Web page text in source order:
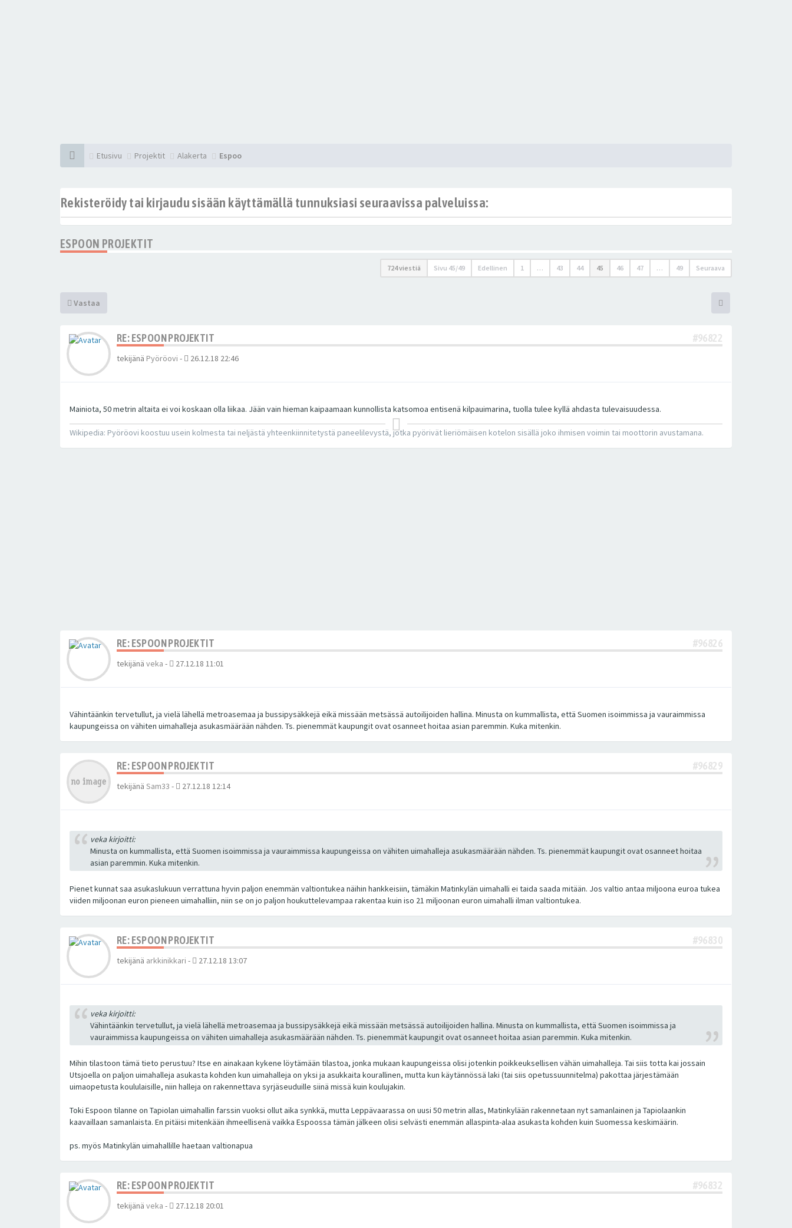
Etusivu Projektit Alakerta Espoo
Rekisteröidy tai kirjaudu sisään käyttämällä tunnuksiasi seuraavissa palveluissa:
ESPOON PROJEKTIT
724 viestiä Sivu 45/49 Edellinen 1 … 43 44 45 46 47 … 49 Seuraava
Vastaa
RE: ESPOON PROJEKTIT #96822
tekijänä Pyöröovi - 26.12.18 22:46
Mainiota, 50 metrin altaita ei voi koskaan olla liikaa. Jään vain hieman kaipaamaan kunnollista katsomoa entisenä kilpauimarina, tuolla tulee kyllä ahdasta tulevaisuudessa.
Wikipedia: Pyöröovi koostuu usein kolmesta tai neljästä yhteenkiinnitetystä paneelilevystä, jotka pyörivät lieriömäisen kotelon sisällä joko ihmisen voimin tai moottorin avustamana.
RE: ESPOON PROJEKTIT #96826
tekijänä veka - 27.12.18 11:01
Vähintäänkin tervetullut, ja vielä lähellä metroasemaa ja bussipysäkkejä eikä missään metsässä autoilijoiden hallina. Minusta on kummallista, että Suomen isoimmissa ja vauraimmissa
kaupungeissa on vähiten uimahalleja asukasmäärään nähden. Ts. pienemmät kaupungit ovat osanneet hoitaa asian paremmin. Kuka mitenkin.
RE: ESPOON PROJEKTIT #96829
tekijänä Sam33 - 27.12.18 12:14
veka kirjoitti:
Minusta on kummallista, että Suomen isoimmissa ja vauraimmissa kaupungeissa on vähiten uimahalleja asukasmäärään nähden. Ts. pienemmät kaupungit ovat osanneet hoitaa
asian paremmin. Kuka mitenkin.
Pienet kunnat saa asukaslukuun verrattuna hyvin paljon enemmän valtiontukea näihin hankkeisiin, tämäkin Matinkylän uimahalli ei taida saada mitään. Jos valtio antaa miljoona euroa tukea
viiden miljoonan euron pieneen uimahalliin, niin se on jo paljon houkuttelevampaa rakentaa kuin iso 21 miljoonan euron uimahalli ilman valtiontukea.
RE: ESPOON PROJEKTIT #96830
tekijänä arkkinikkari - 27.12.18 13:07
veka kirjoitti:
Vähintäänkin tervetullut, ja vielä lähellä metroasemaa ja bussipysäkkejä eikä missään metsässä autoilijoiden hallina. Minusta on kummallista, että Suomen isoimmissa ja
vauraimmissa kaupungeissa on vähiten uimahalleja asukasmäärään nähden. Ts. pienemmät kaupungit ovat osanneet hoitaa asian paremmin. Kuka mitenkin.
Mihin tilastoon tämä tieto perustuu? Itse en ainakaan kykene löytämään tilastoa, jonka mukaan kaupungeissa olisi jotenkin poikkeuksellisen vähän uimahalleja. Tai siis totta kai jossain
Utsjoella on paljon uimahalleja asukasta kohden kun uimahalleja on yksi ja asukkaita kourallinen, mutta kun käytännössä laki (tai siis opetussuunnitelma) pakottaa järjestämään
uimaopetusta koululaisille, niin halleja on rakennettava syrjäseuduille siinä missä kuin koulujakin.
Toki Espoon tilanne on Tapiolan uimahallin farssin vuoksi ollut aika synkkä, mutta Leppävaarassa on uusi 50 metrin allas, Matinkylään rakennetaan nyt samanlainen ja Tapiolaankin
kaavaillaan samanlaista. En pitäisi mitenkään ihmeellisenä vaikka Espoossa tämän jälkeen olisi selvästi enemmän allaspinta-alaa asukasta kohden kuin Suomessa keskimäärin.
ps. myös Matinkylän uimahallille haetaan valtionapua
RE: ESPOON PROJEKTIT #96832
tekijänä veka - 27.12.18 20:01